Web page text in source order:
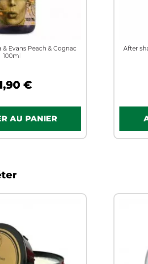
Evans Peach & Cognac
100ml
€
After